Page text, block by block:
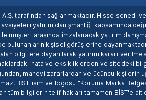
tarafından sağlanmaktadır. Hisse senedi
yatırım danışmanlığı kapsamında
arasında imzalanacak yatırım
kişisel görüşlerine
bilgilere dayanılarak yatırım kararı
hata ve eksikliklerden ve sitedeki
manevi zararlardan ve üçüncü kişilerin
BİST isim ve logosu "Koruma Marka
tüm bilgilerin telif hakları tamamen BİST'e ait